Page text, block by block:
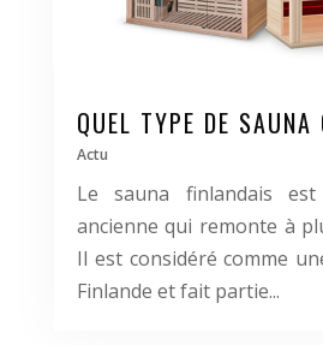
QUEL TYPE DE
Actu
Le sauna finlandais
ancienne qui remonte à
Il est considéré comme
Finlande et fait partie...